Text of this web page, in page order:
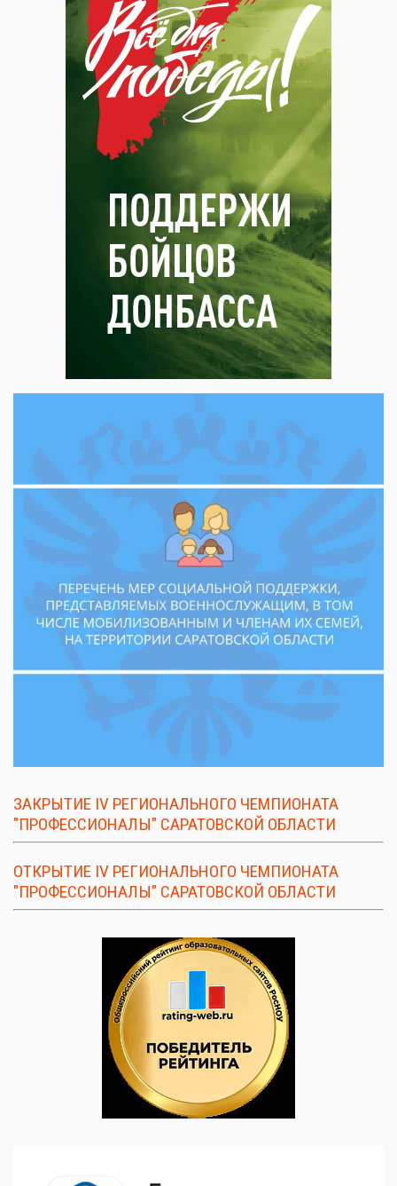
ЗАКРЫТИЕ IV РЕГИОНАЛЬНОГО ЧЕМПИОНАТА
"ПРОФЕССИОНАЛЫ" САРАТОВСКОЙ ОБЛАСТИ
ОТКРЫТИЕ IV РЕГИОНАЛЬНОГО ЧЕМПИОНАТА
"ПРОФЕССИОНАЛЫ" САРАТОВСКОЙ ОБЛАСТИ